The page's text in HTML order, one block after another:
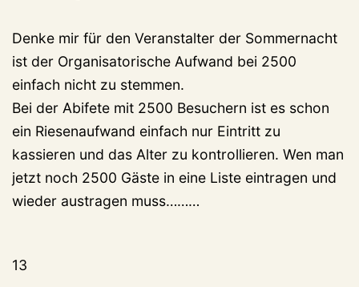
Denke mir für den Veranstalter der Sommernacht
ist der Organisatorische Aufwand bei 2500
einfach nicht zu stemmen.
Bei der Abifete mit 2500 Besuchern ist es schon
ein Riesenaufwand einfach nur Eintritt zu
kassieren und das Alter zu kontrollieren. Wen man
jetzt noch 2500 Gäste in eine Liste eintragen und
wieder austragen muss………
13